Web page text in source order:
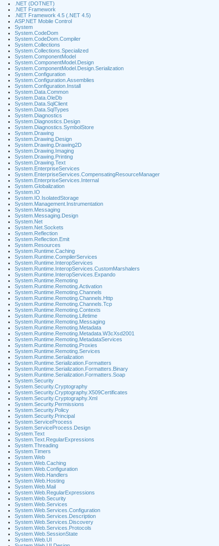
.NET (DOTNET)
.NET Framework
.NET Framework 4.5 (.NET 4.5)
ASP.NET Mobile Control
System
System.CodeDom
System.CodeDom.Compiler
System.Collections
System.Collections.Specialized
System.ComponentModel
System.ComponentModel.Design
System.ComponentModel.Design.Serialization
System.Configuration
System.Configuration.Assemblies
System.Configuration.Install
System.Data.Common
System.Data.OleDb
System.Data.SqlClient
System.Data.SqlTypes
System.Diagnostics
System.Diagnostics.Design
System.Diagnostics.SymbolStore
System.Drawing
System.Drawing.Design
System.Drawing.Drawing2D
System.Drawing.Imaging
System.Drawing.Printing
System.Drawing.Text
System.EnterpriseServices
System.EnterpriseServices.CompensatingResourceManager
System.EnterpriseServices.Internal
System.Globalization
System.IO
System.IO.IsolatedStorage
System.Management.Instrumentation
System.Messaging
System.Messaging.Design
System.Net
System.Net.Sockets
System.Reflection
System.Reflection.Emit
System.Resources
System.Runtime.Caching
System.Runtime.CompilerServices
System.Runtime.InteropServices
System.Runtime.InteropServices.CustomMarshalers
System.Runtime.InteropServices.Expando
System.Runtime.Remoting
System.Runtime.Remoting.Activation
System.Runtime.Remoting.Channels
System.Runtime.Remoting.Channels.Http
System.Runtime.Remoting.Channels.Tcp
System.Runtime.Remoting.Contexts
System.Runtime.Remoting.Lifetime
System.Runtime.Remoting.Messaging
System.Runtime.Remoting.Metadata
System.Runtime.Remoting.Metadata.W3cXsd2001
System.Runtime.Remoting.MetadataServices
System.Runtime.Remoting.Proxies
System.Runtime.Remoting.Services
System.Runtime.Serialization
System.Runtime.Serialization.Formatters
System.Runtime.Serialization.Formatters.Binary
System.Runtime.Serialization.Formatters.Soap
System.Security
System.Security.Cryptography
System.Security.Cryptography.X509Certificates
System.Security.Cryptography.Xml
System.Security.Permissions
System.Security.Policy
System.Security.Principal
System.ServiceProcess
System.ServiceProcess.Design
System.Text
System.Text.RegularExpressions
System.Threading
System.Timers
System.Web
System.Web.Caching
System.Web.Configuration
System.Web.Handlers
System.Web.Hosting
System.Web.Mail
System.Web.RegularExpressions
System.Web.Security
System.Web.Services
System.Web.Services.Configuration
System.Web.Services.Description
System.Web.Services.Discovery
System.Web.Services.Protocols
System.Web.SessionState
System.Web.UI